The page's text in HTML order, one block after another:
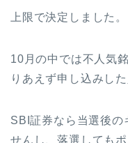
上限で決定しました。
10月の中では不人気
りあえず申し込みし
SBI証券なら当選後の
せんし、落選しても